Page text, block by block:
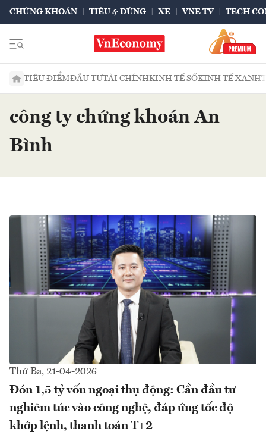
CHỨNG KHOÁN TIÊU & DÙNG XE VNE TV TECH
TIÊU ĐIỂMĐẦU TƯTÀI CHÍNHKINH TẾ SỐKINH TẾ XANH
công ty chứng khoán An
Bình
Thứ Ba, 21-04-2026
Đón 1,5 tỷ vốn ngoại thụ động: Cần đầu tư
nghiêm túc vào công nghệ, đáp ứng tốc độ
khớp lệnh, thanh toán T+2